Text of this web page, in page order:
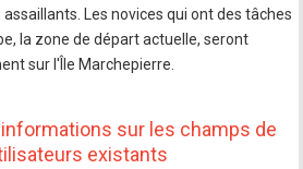
Les novices qui ont des tâches
la zone de départ actuelle, seront
sur l'Île Marchepierre.
sur les champs de
existants